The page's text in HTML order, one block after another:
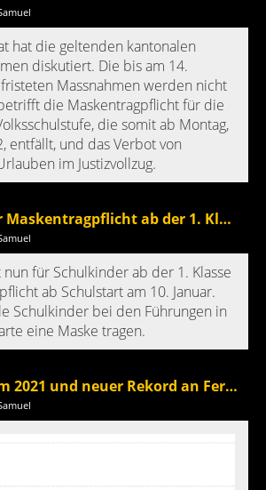
hat die geltenden kantonalen
diskutiert. Die bis am 14.
Massnahmen werden nicht
die Maskentragpflicht für die
die somit ab Montag,
entfällt, und das Verbot von
im Justizvollzug.
Einführung der Maskentragpflicht ab der 1. Klasse
nun für Schulkinder ab der 1. Klasse
ab Schulstart am 10. Januar.
Schulkinder bei den Führungen in
eine Maske tragen.
527 Besucher im 2021 und neuer Rekord an Ferienpasskindern